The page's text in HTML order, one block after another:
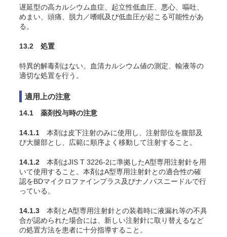
遅延型の高カルシウム血症、起立性低血圧、悪心、嘔吐、
めまい、頭痛、脱力／嗜眠及び低血圧が起こる可能性があ
る。
13.2 処置
特異的解毒剤はない。血清カルシウム値の測定、輸液等の
適切な処置を行う。
適用上の注意
14.1 薬剤投与時の注意
14.1.1 本剤は皮下注射のみに使用し、注射部位を腹部及
び大腿部とし、広範に順序よく移動して注射すること。
14.1.2 本剤はJIS T 3226-2に準拠したA型専用注射針を用
いて使用すること。本剤はA型専用注射針との適合性の確
認をBDマイクロファインプラス及びナノパスニードルで行
っている。
14.1.3 本剤とA型専用注射針との装着時に液漏れ等の不具
合が認められた場合には、新しい注射針に取り替えるなど
の処置方法を患者に十分指導すること。